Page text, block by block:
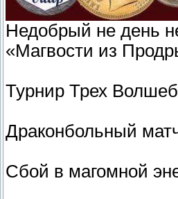
Недобрый не день
«Магвости из
Турнир Трех
Драконбольный
Сбой в магомной